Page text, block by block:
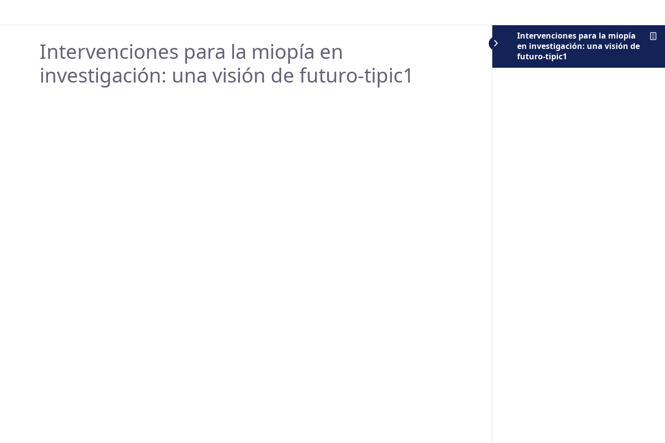
Intervenciones para la miopía
en investigación: una visión de
futuro-tipic1
Intervenciones para la miopía en
investigación: una visión de futuro-tipic1